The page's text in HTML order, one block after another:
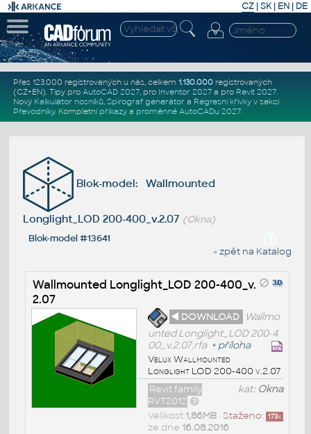
CZ | SK| EN | DE
Přes 123.000 registrovaných u nás, celkem 1.130.000registrovaných
(CZ+EN). Tipy pro AutoCAD 2027, pro Inventor 2027a pro Revit 2027.
Nový Kalkulátor nosníků, Spirograf generátor a Regresní křivkyv sekci
Převodníky. Kompletní příkazya proměnné AutoCADu 2027.
Blok-model: Wallmounted
Longlight_LOD 200-400_v.2.07 (Okna)
Blok-model #13641
« zpět na Katalog
Wallmounted Longlight_LOD 200-400_v.
2.07
◄ DOWNLOAD
Wallmo
unted Longlight_LOD 200-4
00_v.2.07.rfa + příloha
Velux Wallmounted
Longlight LOD 200-400 v.2.07
kat: Okna
Revit family
RVT2012
Staženo: 173x
Velikost 1,86MB•
ze dne 16.08.2016